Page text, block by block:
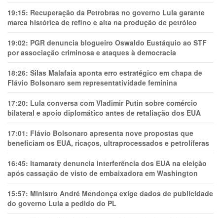
19:15: Recuperação da Petrobras no governo Lula garante
marca histórica de refino e alta na produção de petróleo
19:02: PGR denuncia blogueiro Oswaldo Eustáquio ao STF
por associação criminosa e ataques à democracia
18:26: Silas Malafaia aponta erro estratégico em chapa de
Flávio Bolsonaro sem representatividade feminina
17:20: Lula conversa com Vladimir Putin sobre comércio
bilateral e apoio diplomático antes de retaliação dos EUA
17:01: Flávio Bolsonaro apresenta nove propostas que
beneficiam os EUA, ricaços, ultraprocessados e petrolíferas
16:45: Itamaraty denuncia interferência dos EUA na eleição
após cassação de visto de embaixadora em Washington
15:57: Ministro André Mendonça exige dados de publicidade
do governo Lula a pedido do PL